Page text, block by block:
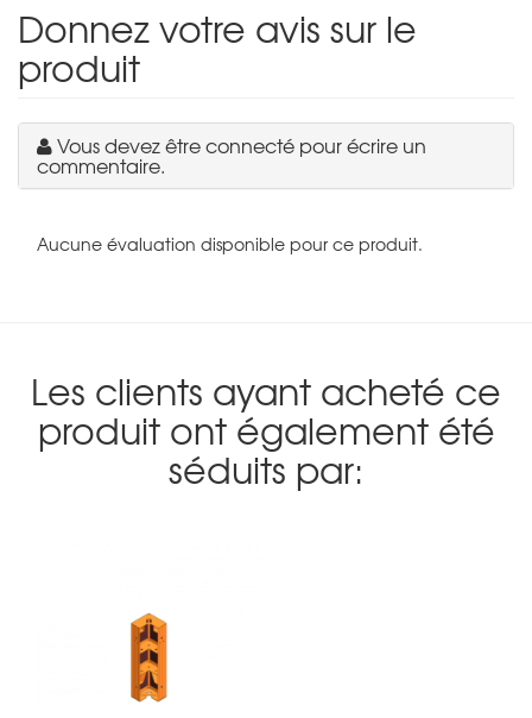
Donnez votre avis sur le
produit
Vous devez être connecté pour écrire un
commentaire.
Aucune évaluation disponible pour ce produit.
Les clients ayant acheté ce
produit ont également été
séduits par: